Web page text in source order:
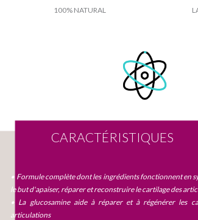
100% NATURAL
CARACTÉRISTIQUES
• Formule complète dont les ingrédients fonctionnent en
le but d'apaiser, réparer et reconstruire le cartilage des
• La glucosamine aide à réparer et à régénérer les
articulations